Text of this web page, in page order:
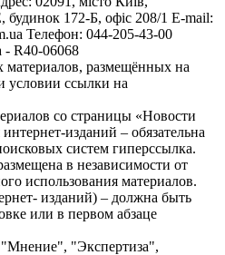
172-Б, офіс 208/1 E-mail:
Телефон: 044-205-43-00
- R40-06068
размещённых на
условии ссылки на
со страницы «Новости
изданий – обязательна
систем гиперссылка.
в независимости от
использования материалов.
изданий) – должна быть
или в первом абзаце
"Экспертиза",